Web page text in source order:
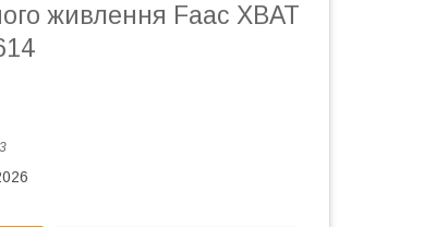
живлення Faac XBAT